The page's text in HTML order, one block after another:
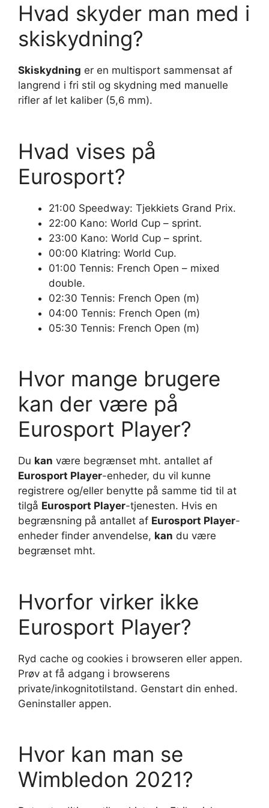
Hvad skyder man med i
skiskydning?
Skiskydning er en multisport sammensat af
langrend i fri stil og skydning med manuelle
rifler af let kaliber (5,6 mm).
Hvad vises på
Eurosport?
21:00 Speedway: Tjekkiets Grand Prix.
22:00 Kano: World Cup – sprint.
23:00 Kano: World Cup – sprint.
00:00 Klatring: World Cup.
01:00 Tennis: French Open – mixed
double.
02:30 Tennis: French Open (m)
04:00 Tennis: French Open (m)
05:30 Tennis: French Open (m)
Hvor mange brugere
kan der være på
Eurosport Player?
Du kan være begrænset mht. antallet af
Eurosport Player-enheder, du vil kunne
registrere og/eller benytte på samme tid til at
tilgå Eurosport Player-tjenesten. Hvis en
begrænsning på antallet af Eurosport Player-
enheder finder anvendelse, kan du være
begrænset mht.
Hvorfor virker ikke
Eurosport Player?
Ryd cache og cookies i browseren eller appen.
Prøv at få adgang i browserens
private/inkognitotilstand. Genstart din enhed.
Geninstaller appen.
Hvor kan man se
Wimbledon 2021?